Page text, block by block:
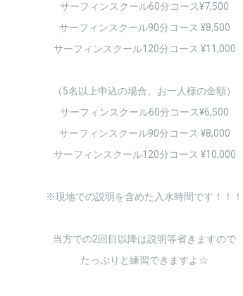
サーフィンスクール60分コース¥7,500
サーフィンスクール90分コース ¥8,500
サーフィンスクール120分コース ¥11,000
（5名以上申込の場合、お一人様の金額）
サーフィンスクール60分コース¥6,500
サーフィンスクール90分コース ¥8,000
サーフィンスクール120分コース ¥10,000
※現地での説明を含めた入水時間です！！！
当方での2回目以降は説明等省きますので
たっぷりと練習できますよ☆